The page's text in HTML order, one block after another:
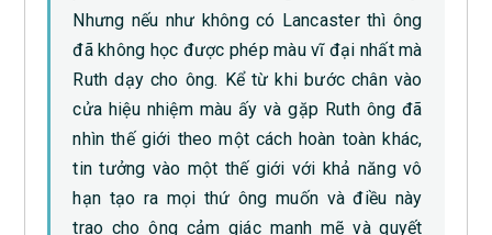
Nhưng nếu như không có Lancaster thì ông
đã không học được phép màu vĩ đại nhất mà
Ruth dạy cho ông. Kể từ khi bước chân vào
cửa hiệu nhiệm màu ấy và gặp Ruth ông đã
nhìn thế giới theo một cách hoàn toàn khác,
tin tưởng vào một thế giới với khả năng vô
hạn tạo ra mọi thứ ông muốn và điều này
trao cho ông cảm giác mạnh mẽ và quyết